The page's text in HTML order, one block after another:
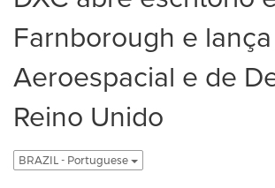
Farnborough e
Aeroespacial e de
Reino Unido
BRAZIL - Portuguese